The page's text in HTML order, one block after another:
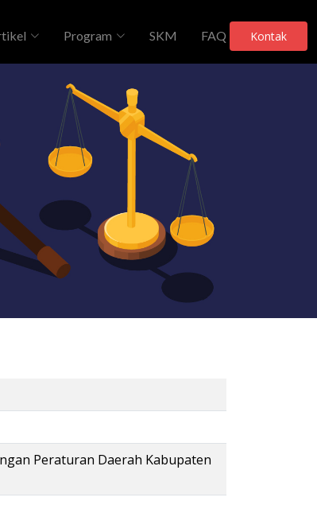
Program SKM FAQ Kontak
Telah Dilihat 407 Kali
Peraturan Daerah Kabupaten